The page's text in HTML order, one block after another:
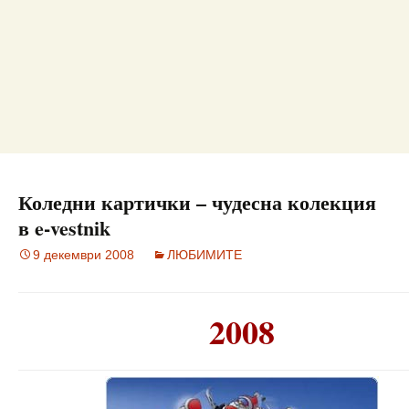
Коледни картички – чудесна колекция
в e-vestnik
9 декември 2008 ЛЮБИМИТЕ
2008